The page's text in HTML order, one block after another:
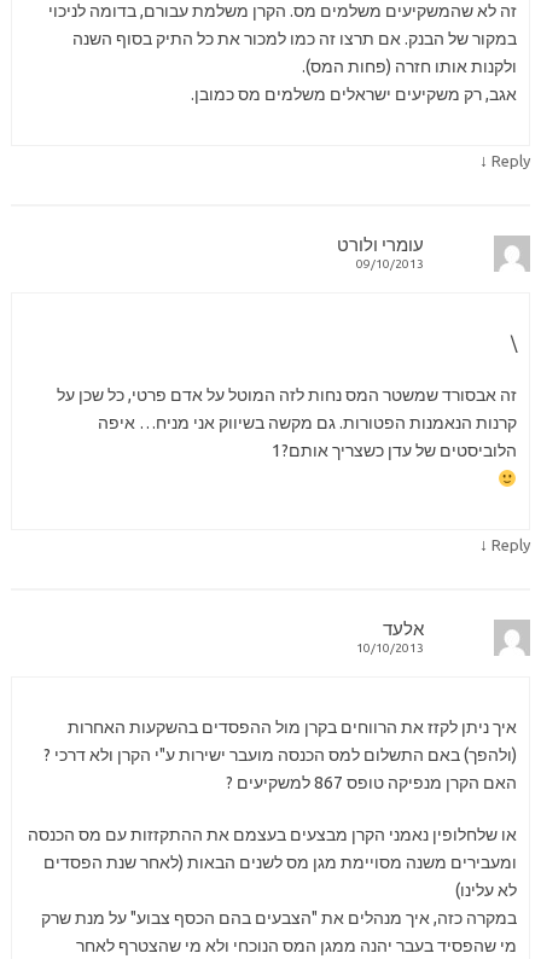
זה לא שהמשקיעים משלמים מס. הקרן משלמת עבורם, בדומה לניכוי
במקור של הבנק. אם תרצו זה כמו למכור את כל התיק בסוף השנה
ולקנות אותו חזרה (פחות המס).
אגב, רק משקיעים ישראלים משלמים מס כמובן.
Reply
↓
עומרי ולורט
09/10/2013
\
זה אבסורד שמשטר המס נחות לזה המוטל על אדם פרטי, כל שכן על
קרנות הנאמנות הפטורות. גם מקשה בשיווק אני מניח… איפה
הלוביסטים של עדן כשצריך אותם?1
Reply
↓
אלעד
10/10/2013
איך ניתן לקזז את הרווחים בקרן מול ההפסדים בהשקעות האחרות
(ולהפך) באם התשלום למס הכנסה מועבר ישירות ע"י הקרן ולא דרכי ?
האם הקרן מנפיקה טופס 867 למשקיעים ?
או שלחלופין נאמני הקרן מבצעים בעצמם את ההתקזזות עם מס הכנסה
ומעבירים משנה מסויימת מגן מס לשנים הבאות (לאחר שנת הפסדים
לא עלינו)
במקרה כזה, איך מנהלים את "הצבעים בהם הכסף צבוע" על מנת שרק
מי שהפסיד בעבר יהנה ממגן המס הנוכחי ולא מי שהצטרף לאחר